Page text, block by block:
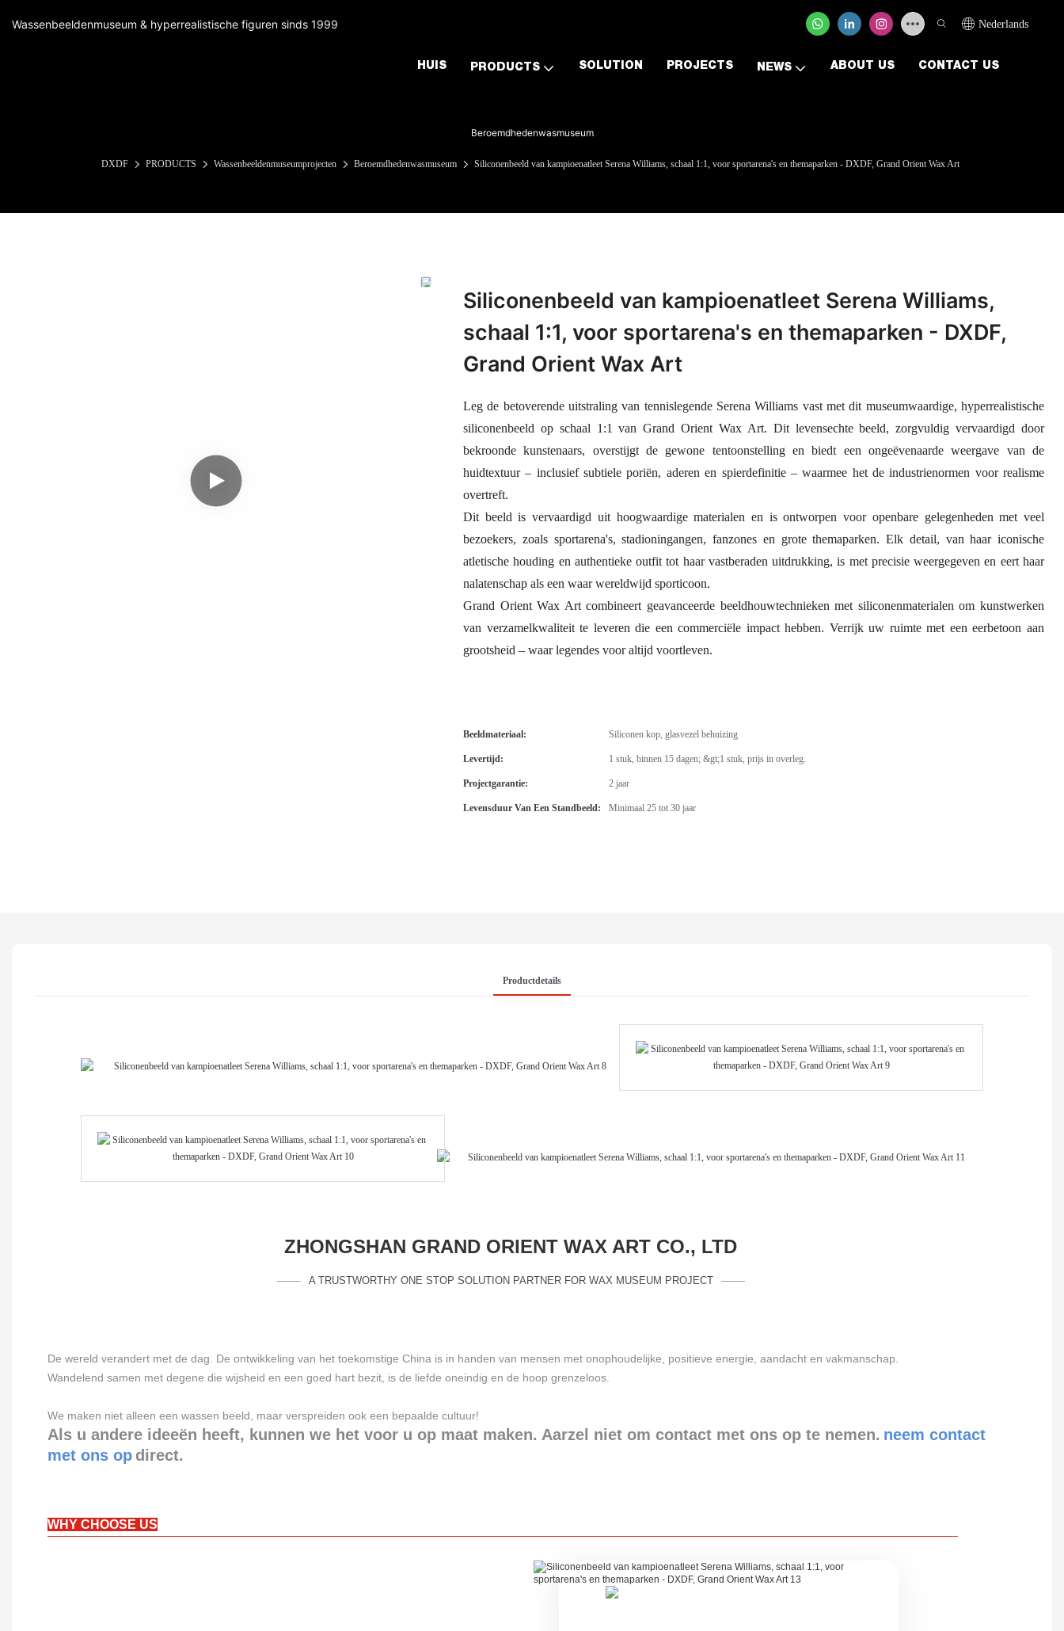
Wassenbeeldenmuseum & hyperrealistische figuren sinds 1999 Nederlands
HUIS PRODUCTS SOLUTION PROJECTS NEWS ABOUT US CONTACT US
Beroemdhedenwasmuseum
DXDF PRODUCTS Wassenbeeldenmuseumprojecten Beroemdhedenwasmuseum Siliconenbeeld van kampioenatleet Serena Williams, schaal 1:1, voor sportarena's en themaparken - DXDF, Grand Orient Wax Art
Siliconenbeeld van kampioenatleet Serena Williams,
schaal 1:1, voor sportarena's en themaparken - DXDF,
Grand Orient Wax Art
Leg de betoverende uitstraling van tennislegende Serena Williams vast met dit museumwaardige, hyperrealistische
siliconenbeeld op schaal 1:1 van Grand Orient Wax Art. Dit levensechte beeld, zorgvuldig vervaardigd door
bekroonde kunstenaars, overstijgt de gewone tentoonstelling en biedt een ongeëvenaarde weergave van de
huidtextuur – inclusief subtiele poriën, aderen en spierdefinitie – waarmee het de industrienormen voor realisme
overtreft.
Dit beeld is vervaardigd uit hoogwaardige materialen en is ontworpen voor openbare gelegenheden met veel
bezoekers, zoals sportarena's, stadioningangen, fanzones en grote themaparken. Elk detail, van haar iconische
atletische houding en authentieke outfit tot haar vastberaden uitdrukking, is met precisie weergegeven en eert haar
nalatenschap als een waar wereldwijd sporticoon.
Grand Orient Wax Art combineert geavanceerde beeldhouwtechnieken met siliconenmaterialen om kunstwerken
van verzamelkwaliteit te leveren die een commerciële impact hebben. Verrijk uw ruimte met een eerbetoon aan
grootsheid – waar legendes voor altijd voortleven.
Beeldmateriaal: Siliconen kop, glasvezel behuizing
Levertijd: 1 stuk, binnen 15 dagen; &gt;1 stuk, prijs in overleg.
Projectgarantie: 2 jaar
Levensduur Van Een Standbeeld: Minimaal 25 tot 30 jaar
Productdetails
ZHONGSHAN GRAND ORIENT WAX ART CO., LTD
A TRUSTWORTHY ONE STOP SOLUTION PARTNER FOR WAX MUSEUM PROJECT
De wereld verandert met de dag. De ontwikkeling van het toekomstige China is in handen van mensen met onophoudelijke, positieve energie, aandacht en vakmanschap.
Wandelend samen met degene die wijsheid en een goed hart bezit, is de liefde oneindig en de hoop grenzeloos.
We maken niet alleen een wassen beeld, maar verspreiden ook een bepaalde cultuur!
Als u andere ideeën heeft, kunnen we het voor u op maat maken. Aarzel niet om contact met ons op te nemen. neem contact
met ons op direct.
WHY CHOOSE US